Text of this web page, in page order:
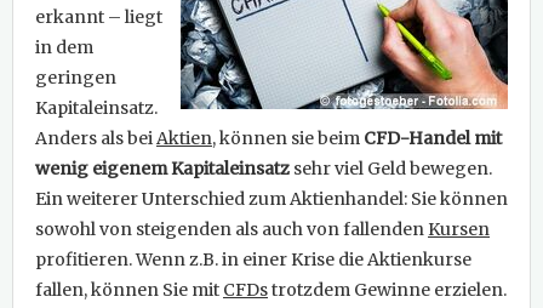
erkannt – liegt
in dem
geringen
Kapitaleinsatz.
Anders als beiAktien, können sie beim CFD-Handel mit
wenig eigenem Kapitaleinsatz sehr viel Geld bewegen.
Ein weiterer Unterschied zum Aktienhandel: Sie können
sowohl von steigenden als auch von fallendenKursen
profitieren. Wenn z.B. in einer Krise die Aktienkurse
fallen, können Sie mit CFDstrotzdem Gewinne erzielen.